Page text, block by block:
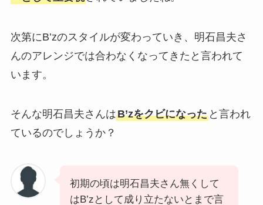
次第にB’zのスタイルが変わっていき、明石昌夫さ
んのアレンジでは合わなくなってきたと言われて
います。
そんな明石昌夫さんはB’zをクビになったと言われ
ているのでしょうか？
初期の頃は明石昌夫さん無くして
はB’zとして成り立たないとまで言